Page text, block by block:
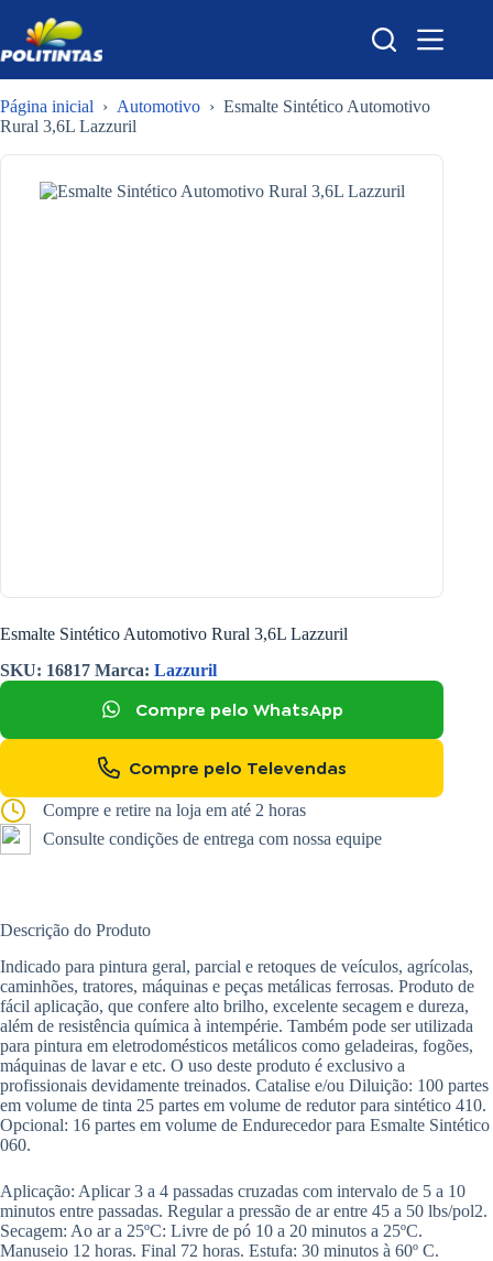
para
o
conteúdo
Página inicial › Automotivo › Esmalte Sintético Automotivo
Rural 3,6L Lazzuril
Esmalte Sintético Automotivo Rural 3,6L Lazzuril
SKU: 16817 Marca: Lazzuril
Compre pelo WhatsApp
Compre pelo Televendas
Compre e retire na loja em até 2 horas
Consulte condições de entrega com nossa equipe
Descrição do Produto
Indicado para pintura geral, parcial e retoques de veículos, agrícolas,
caminhões, tratores, máquinas e peças metálicas ferrosas. Produto de
fácil aplicação, que confere alto brilho, excelente secagem e dureza,
além de resistência química à intempérie. Também pode ser utilizada
para pintura em eletrodomésticos metálicos como geladeiras, fogões,
máquinas de lavar e etc. O uso deste produto é exclusivo a
profissionais devidamente treinados. Catalise e/ou Diluição: 100 partes
em volume de tinta 25 partes em volume de redutor para sintético 410.
Opcional: 16 partes em volume de Endurecedor para Esmalte Sintético
060.
Aplicação: Aplicar 3 a 4 passadas cruzadas com intervalo de 5 a 10
minutos entre passadas. Regular a pressão de ar entre 45 a 50 lbs/pol2.
Secagem: Ao ar a 25ºC: Livre de pó 10 a 20 minutos a 25ºC.
Manuseio 12 horas. Final 72 horas. Estufa: 30 minutos à 60º C.